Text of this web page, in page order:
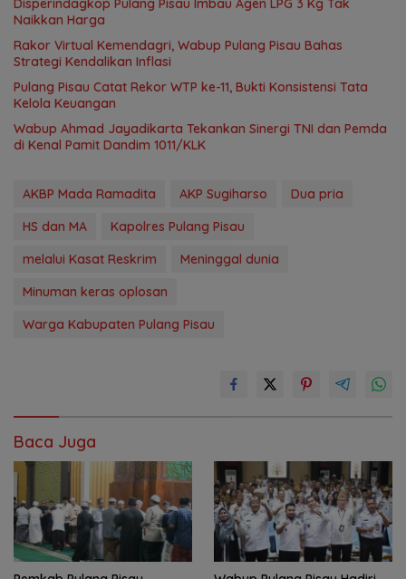
Disperindagkop Pulang Pisau Imbau Agen LPG 3 Kg Tak
Naikkan Harga
Rakor Virtual Kemendagri, Wabup Pulang Pisau Bahas
Strategi Kendalikan Inflasi
Pulang Pisau Catat Rekor WTP ke-11, Bukti Konsistensi Tata
Kelola Keuangan
Wabup Ahmad Jayadikarta Tekankan Sinergi TNI dan Pemda
di Kenal Pamit Dandim 1011/KLK
AKBP Mada Ramadita AKP Sugiharso
Dua pria
HS dan MA
Kapolres Pulang Pisau
melalui Kasat Reskrim
Meninggal dunia
Minuman keras oplosan
Warga Kabupaten Pulang Pisau
Baca Juga